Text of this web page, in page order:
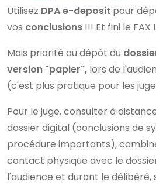
Utilisez DPA e-deposit pour
vos conclusions !!! Et fini le FAX
Mais priorité au dépôt du
version "papier", lors de
(c'est plus pratique pour les
Pour le juge, consulter à
dossier digital (conclusions de
procédure importants),
contact physique avec le
l'audience et durant le délibéré,